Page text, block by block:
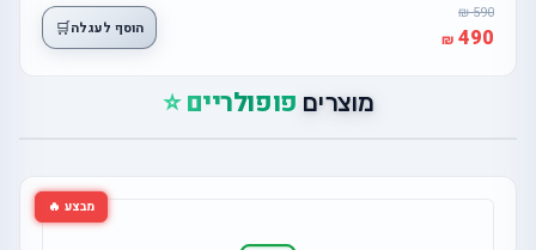
590
490 הוסף לעגלה🛒
מוצרים פופולריים ⭐
מבצע 🔥